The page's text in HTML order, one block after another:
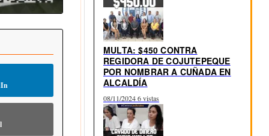
MULTA: $450 CONTRA
REGIDORA DE COJUTEPEQUE
POR NOMBRAR A CUÑADA EN
ALCALDÍA
08/11/20246 vistas